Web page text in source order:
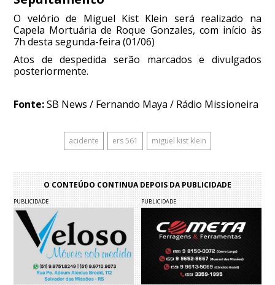
O velório de Miguel Kist Klein será realizado na
Capela Mortuária de Roque Gonzales, com início às
7h desta segunda-feira (01/06)
Atos de despedida serão marcados e divulgados
posteriormente.
Fonte:SB News / Fernando Maya / Rádio Missioneira
acidente ers 561 miguel kist klein
O CONTEÚDO CONTINUA DEPOIS DA PUBLICIDADE
PUBLICIDADE PUBLICIDADE